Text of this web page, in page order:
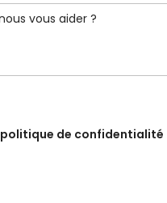
politique de confidentialité